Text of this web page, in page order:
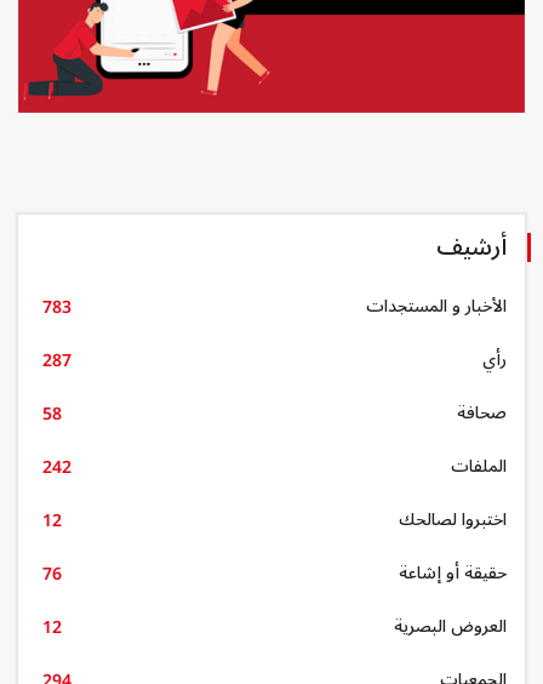
أرشيف
الأخبار و المستجدات
783
رأي
287
صحافة
58
الملفات
242
اختبروا لصالحك
12
حقيقة أو إشاعة
76
العروض البصرية
12